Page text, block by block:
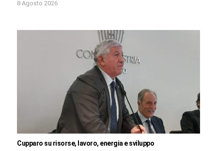
8 Agosto 2026
Cupparo su risorse, lavoro, energia e sviluppo